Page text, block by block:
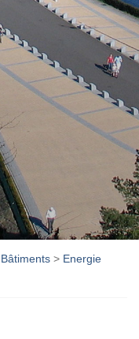
Bâtiments > Energie